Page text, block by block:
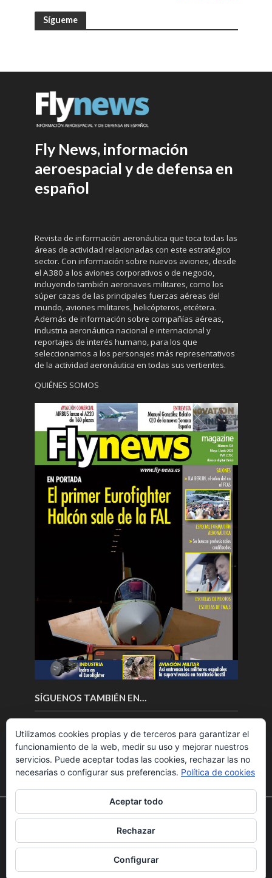
Sígueme
Fly News, información
aeroespacial y de defensa en
español
Revista de información aeronáutica que toca todas las
áreas de actividad relacionadas con este estratégico
sector. Con información sobre nuevos aviones, desde
el A380 a los aviones corporativos o de negocio,
incluyendo también aeronaves militares, como los
súper cazas de las principales fuerzas aéreas del
mundo, aviones militares, helicópteros, etcétera.
Además de información sobre compañías aéreas,
industria aeronáutica nacional e internacional y
reportajes de interés humano, para los que
seleccionamos a los personajes más representativos
de la actividad aeronáutica en todas sus vertientes.
QUIÉNES SOMOS
SÍGUENOS TAMBIÉN EN…
Copyright © 2018.Fly News.Noticias aerospacial
UAS aviación comercial
Utilizamos cookies para ofrecerte la mejor experiencia en
nuestra web.
Puedes aprender más sobre qué cookies utilizamos o
desactivarlas en losajustes.
Utilizamos cookies propias y de terceros para garantizar el
funcionamiento de la web, medir su uso y mejorar nuestros
servicios. Puede aceptar todas las cookies, rechazar las no
necesarias o configurar sus preferencias. Política de cookies
Aceptar todo
Rechazar
Configurar